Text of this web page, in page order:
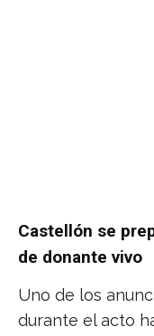
Castellón se
de donante vivo
Uno de los
durante el acto